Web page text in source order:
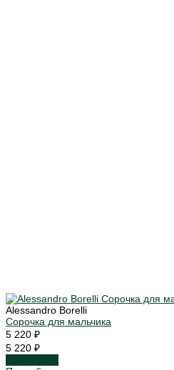
Alessandro Borelli
Сорочка для мальчика
5 220 ₽
5 220 ₽